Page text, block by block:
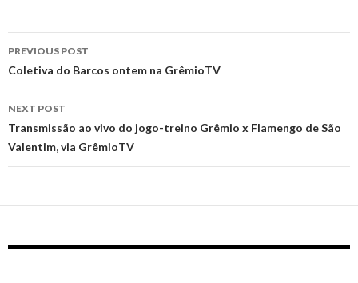
Post
navigation
PREVIOUS POST
Coletiva do Barcos ontem na GrêmioTV
NEXT POST
Transmissão ao vivo do jogo-treino Grêmio x Flamengo de São
Valentim, via GrêmioTV